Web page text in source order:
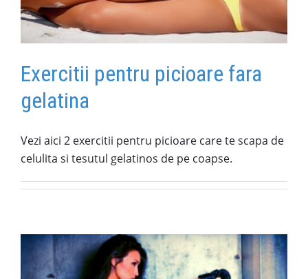
Exercitii pentru picioare fara
gelatina
Vezi aici 2 exercitii pentru picioare care te scapa de
celulita si tesutul gelatinos de pe coapse.